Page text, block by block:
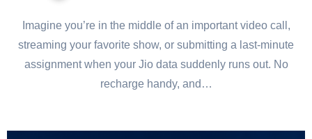
Imagine you’re in the middle of an important video call,
streaming your favorite show, or submitting a last-minute
assignment when your Jio data suddenly runs out. No
recharge handy, and…